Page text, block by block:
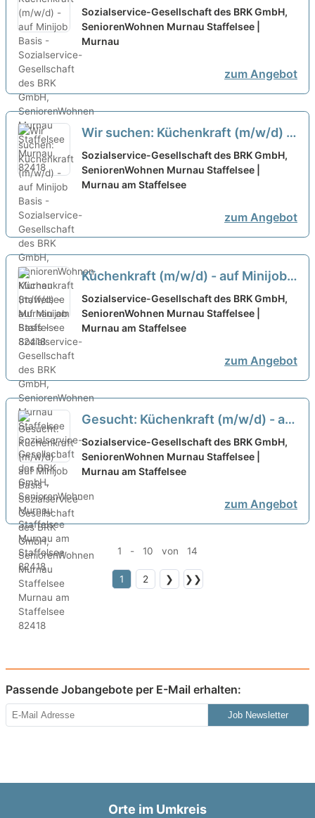
Basis - neu
Sozialservice-Gesellschaft des BRK GmbH,
SeniorenWohnen Murnau Staffelsee |
Murnau
zum Angebot
Wir suchen: Küchenkraft (m/w/d) -
auf Minijob Basis - neu
Sozialservice-Gesellschaft des BRK GmbH,
SeniorenWohnen Murnau Staffelsee |
Murnau am Staffelsee
zum Angebot
Küchenkraft (m/w/d) - auf Minijob
Basis - - Sozialservice-
Gesellschaft des BRK GmbH,
SeniorenWohnen Murnau
Sozialservice-Gesellschaft des BRK GmbH,
SeniorenWohnen Murnau Staffelsee |
Murnau am Staffelsee
zum Angebot
Gesucht: Küchenkraft (m/w/d) - auf
Minijob Basis - neu
Sozialservice-Gesellschaft des BRK GmbH,
SeniorenWohnen Murnau Staffelsee |
Murnau am Staffelsee
zum Angebot
1 - 10 von 14
1 2 ❯ ❯❯
Passende Jobangebote per E-Mail erhalten:
Job Newsletter
Orte im Umkreis